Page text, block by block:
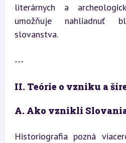
literárnych a
umožňuje nahliadnuť
slovanstva.
---
II. Teórie o vzniku a
A. Ako vznikli
Historiografia pozná